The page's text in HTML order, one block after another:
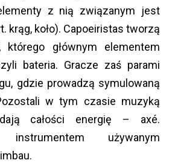
z nią związanym jest
krąg, koło). Capoeiristas tworzą
którego głównym elementem
bateria. Gracze zaś parami
gdzie prowadzą symulowaną
w tym czasie muzyką
całości energię – axé.
instrumentem używanym